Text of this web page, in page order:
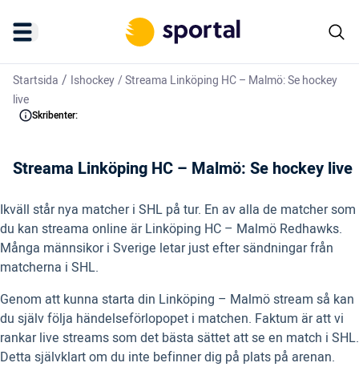
Startsida / Ishockey/Streama Linköping HC – Malmö: Se hockey
live
Skribenter:
Streama Linköping HC – Malmö: Se hockey live
Ikväll står nya matcher i SHL på tur. En av alla de matcher som
du kan streama online är Linköping HC – Malmö Redhawks.
Många männsikor i Sverige letar just efter sändningar från
matcherna i SHL.
Genom att kunna starta din Linköping – Malmö stream så kan
du själv följa händelseförlopopet i matchen. Faktum är att vi
rankar live streams som det bästa sättet att se en match i SHL.
Detta självklart om du inte befinner dig på plats på arenan.